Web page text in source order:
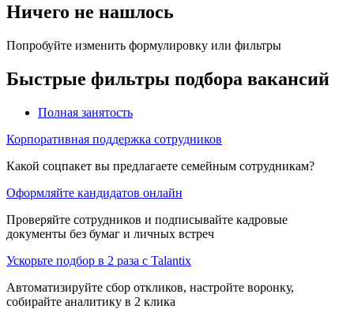
Ничего не нашлось
Попробуйте изменить формулировку или фильтры
Быстрые фильтры подбора вакансий
Полная занятость
Корпоративная поддержка сотрудников
Какой соцпакет вы предлагаете семейным сотрудникам?
Оформляйте кандидатов онлайн
Проверяйте сотрудников и подписывайте кадровые
документы без бумаг и личных встреч
Ускорьте подбор в 2 раза с Talantix
Автоматизируйте сбор откликов, настройте воронку,
собирайте аналитику в 2 клика